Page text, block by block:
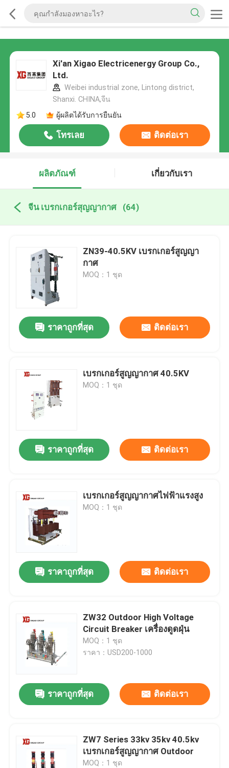
Xi'an Xigao Electricenergy Group Co.,
Ltd.
Weibei industrial zone, Lintong district,
Shanxi. CHINA,จีน
5.0
ผู้ผลิตได้รับการยืนยัน
โทรเลย ติดต่อเรา
ผลิตภัณฑ์ เกี่ยวกับเรา
จีน เบรกเกอร์สุญญากาศ (64)
ZN39-40.5KV เบรกเกอร์สูญญา
กาศ
MOQ：1 ชุด
ราคาถูกที่สุด ติดต่อเรา
เบรกเกอร์สูญญากาศ 40.5KV
MOQ：1 ชุด
ราคาถูกที่สุด ติดต่อเรา
เบรกเกอร์สูญญากาศไฟฟ้าแรงสูง
MOQ：1 ชุด
ราคาถูกที่สุด ติดต่อเรา
ZW32 Outdoor High Voltage
Circuit Breaker เครื่องดูดฝุ่น
MOQ：1 ชุด
ราคา：USD200-1000
ราคาถูกที่สุด ติดต่อเรา
ZW7 Series 33kv 35kv 40.5kv
เบรกเกอร์สูญญากาศ Outdoor
MOQ：1 ชุด